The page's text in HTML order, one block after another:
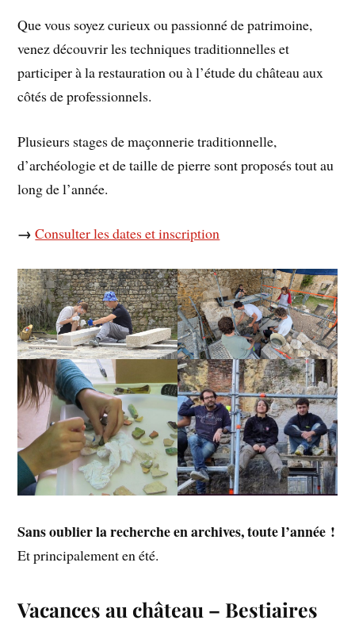
Que vous soyez curieux ou passionné de patrimoine,
venez découvrir les techniques traditionnelles et
participer à la restauration ou à l’étude du château aux
côtés de professionnels.
Plusieurs stages de maçonnerie traditionnelle,
d’archéologie et de taille de pierre sont proposés tout au
long de l’année.
→ Consulter les dates et inscription
Sans oublier la recherche en archives, toute l’année !
Et principalement en été.
Vacances au château – Bestiaires